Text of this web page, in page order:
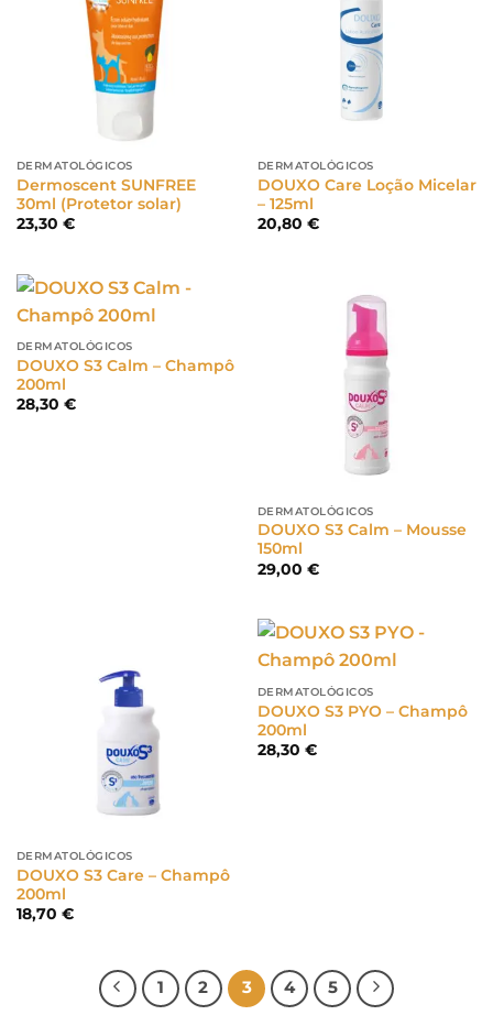
DERMATOLÓGICOS
Dermoscent SUNFREE
30ml (Protetor solar)
23,30 €
DERMATOLÓGICOS
DOUXO Care Loção Micelar
– 125ml
20,80 €
DERMATOLÓGICOS
DOUXO S3 Calm – Champô
200ml
28,30 €
DERMATOLÓGICOS
DOUXO S3 Calm – Mousse
150ml
29,00 €
DERMATOLÓGICOS
DOUXO S3 Care – Champô
200ml
18,70 €
DERMATOLÓGICOS
DOUXO S3 PYO – Champô
200ml
28,30 €
1 2 3 4 5